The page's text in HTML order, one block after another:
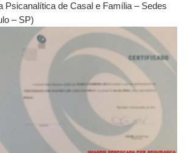
Psicanalítica de Casal e Família – Sedes
– SP)